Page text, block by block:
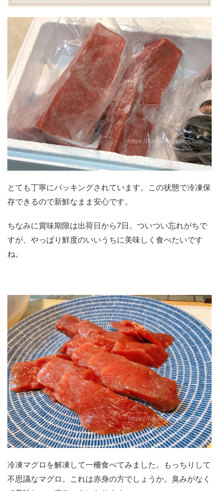
とても丁寧にパッキングされています。この状態で冷凍保
存できるので新鮮なまま安心です。
ちなみに賞味期限は出荷日から7日。ついつい忘れがちで
すが、やっぱり鮮度のいいうちに美味しく食べたいです
ね。
冷凍マグロを解凍して一柵食べてみました。もっちりして
不思議なマグロ。これは赤身の方でしょうか。臭みがなく